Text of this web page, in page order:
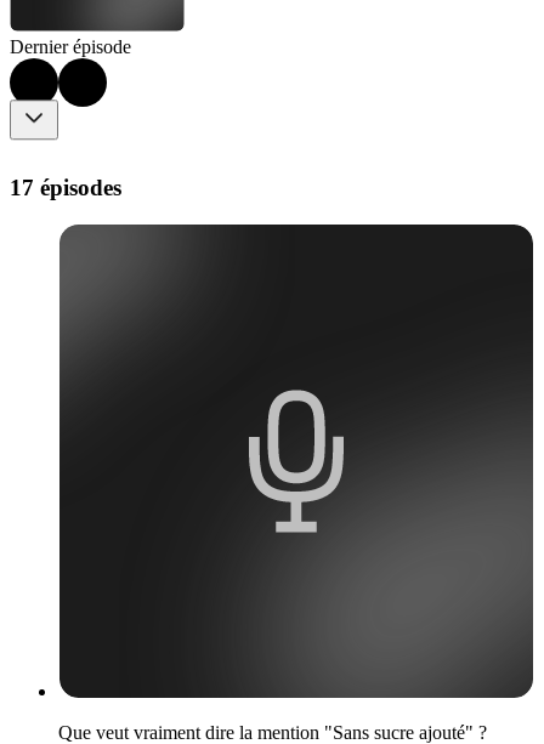
Dernier épisode
17 épisodes
Que veut vraiment dire la mention "Sans sucre ajouté" ?